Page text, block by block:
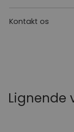
Kontakt os
Lignende